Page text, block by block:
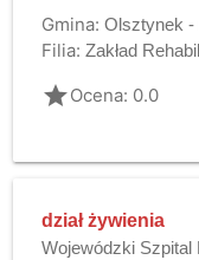
Gmina: Olsztynek -
Filia: Zakład
gradeOcena: 0.0
dział żywienia
Wojewódzki Szpital